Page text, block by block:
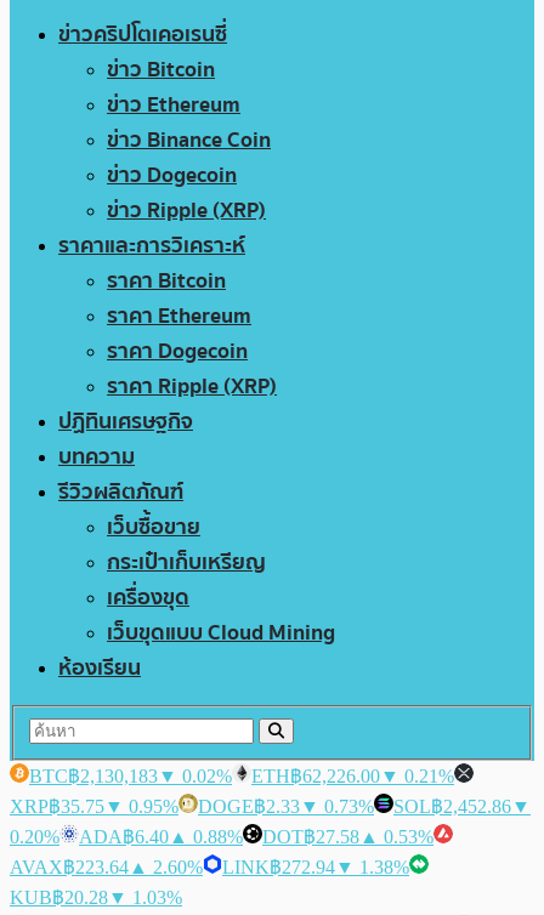
ข่าวคริปโตเคอเรนซี่
ข่าว Bitcoin
ข่าว Ethereum
ข่าว Binance Coin
ข่าว Dogecoin
ข่าว Ripple (XRP)
ราคาและการวิเคราะห์
ราคา Bitcoin
ราคา Ethereum
ราคา Dogecoin
ราคา Ripple (XRP)
ปฏิทินเศรษฐกิจ
บทความ
รีวิวผลิตภัณฑ์
เว็บซื้อขาย
กระเป๋าเก็บเหรียญ
เครื่องขุด
เว็บขุดแบบ Cloud Mining
ห้องเรียน
BTC฿2,130,183▼ 0.02% ETH฿62,226.00▼ 0.21%
XRP฿35.75▼ 0.95% DOGE฿2.33▼ 0.73% SOL฿2,452.86▼
0.20%
ADA฿6.40 ▲ 0.88% DOT฿27.58 ▲ 0.53%
AVAX฿223.64 ▲ 2.60% LINK฿272.94▼ 1.38%
KUB฿20.28▼ 1.03%